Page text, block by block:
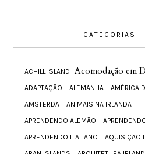
CATEGORIAS
ACHILL ISLAND Acomodação em
ADAPTAÇÃO ALEMANHA
AMÉRICA
AMSTERDÃ
ANIMAIS NA IRLANDA
APRENDENDO ALEMÃO
APRENDENDO ITALIANO
AQUISIÇÃO